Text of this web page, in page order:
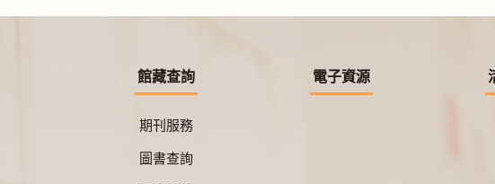
館藏查詢
期刊服務
圖書查詢
電子資源